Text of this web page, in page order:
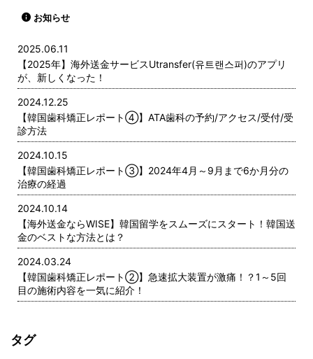
お知らせ
2025.06.11
【2025年】海外送金サービスUtransfer(유트랜스퍼)のアプリ
が、新しくなった！
2024.12.25
【韓国歯科矯正レポート➃】ATA歯科の予約/アクセス/受付/受
診方法
2024.10.15
【韓国歯科矯正レポート➂】2024年4月～9月まで6か月分の
治療の経過
2024.10.14
【海外送金ならWISE】韓国留学をスムーズにスタート！韓国送
金のベストな方法とは？
2024.03.24
【韓国歯科矯正レポート➁】急速拡大装置が激痛！？1～5回
目の施術内容を一気に紹介！
タグ